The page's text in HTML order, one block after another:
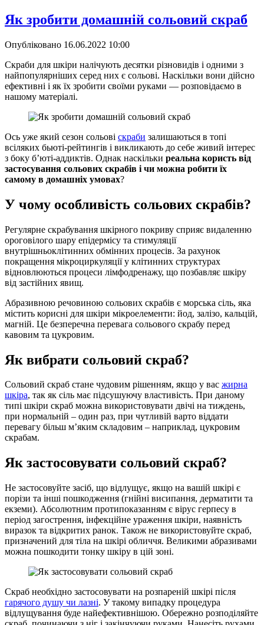
Як зробити домашній сольовий скраб
Опубліковано 16.06.2022 10:00
Скраби для шкіри налічують десятки різновидів і одними з
найпопулярніших серед них є сольові. Наскільки вони дійсно
ефективні і як їх зробити своїми руками — розповідаємо в
нашому матеріалі.
Ось уже який сезон сольові скраби залишаються в топі
всіляких бьюті-рейтингів і викликають до себе живий інтерес
з боку б’юті-аддиктів. Однак наскільки реальна користь від
застосування сольових скрабів і чи можна робити їх
самому в домашніх умовах?
У чому особливість сольових скрабів?
Регулярне скрабування шкірного покриву сприяє видаленню
ороговілого шару епідермісу та стимуляції
внутрішньоклітинних обмінних процесів. За рахунок
покращення мікроциркуляції у клітинних структурах
відновлюються процеси лімфодренажу, що позбавляє шкіру
від застійних явищ.
Абразивною речовиною сольових скрабів є морська сіль, яка
містить корисні для шкіри мікроелементи: йод, залізо, кальцій,
магній. Це безперечна перевага сольового скрабу перед
кавовим та цукровим.
Як вибрати сольовий скраб?
Сольовий скраб стане чудовим рішенням, якщо у вас жирна
шкіра, так як сіль має підсушуючу властивість. При даному
типі шкіри скраб можна використовувати двічі на тиждень,
при нормальній – один раз, при чутливій варто віддати
перевагу більш м’яким складовим – наприклад, цукровим
скрабам.
Як застосовувати сольовий скраб?
Не застосовуйте засіб, що відлущує, якщо на вашій шкірі є
порізи та інші пошкодження (гнійні висипання, дерматити та
екземи). Абсолютним протипоказанням є вірус герпесу в
період загострення, інфекційне ураження шкіри, наявність
виразок та відкритих ранок. Також не використовуйте скраб,
призначений для тіла на шкірі обличчя. Великими абразивами
можна пошкодити тонку шкіру в цій зоні.
Скраб необхідно застосовувати на розпареній шкірі після
гарячого душу чи лазні. У такому випадку процедура
відлущування буде найефективнішою. Обережно розподіляйте